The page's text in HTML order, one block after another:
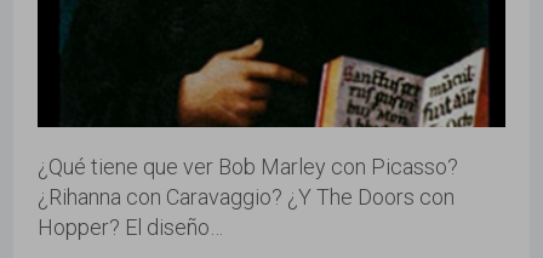
sem ads
social media
tik-tok
¿Qué tiene que ver Bob Marley con Picasso?
¿Rihanna con Caravaggio? ¿Y The Doors con
Hopper? El diseño…